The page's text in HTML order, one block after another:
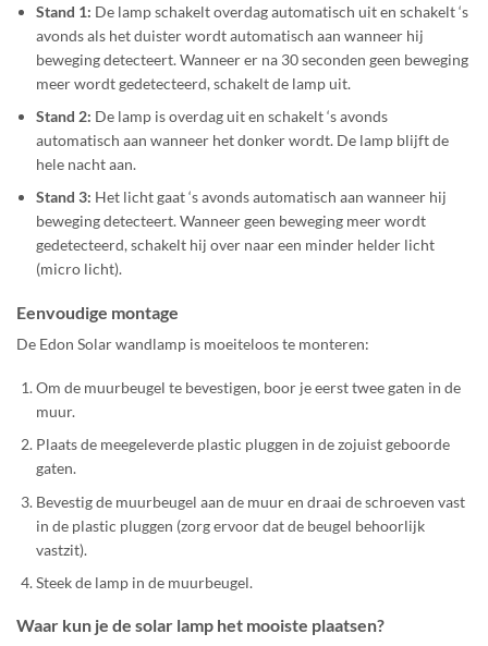
Stand 1: De lamp schakelt overdag automatisch uit en schakelt ‘s
avonds als het duister wordt automatisch aan wanneer hij
beweging detecteert. Wanneer er na 30 seconden geen beweging
meer wordt gedetecteerd, schakelt de lamp uit.
Stand 2: De lamp is overdag uit en schakelt ‘s avonds
automatisch aan wanneer het donker wordt. De lamp blijft de
hele nacht aan.
Stand 3: Het licht gaat ‘s avonds automatisch aan wanneer hij
beweging detecteert. Wanneer geen beweging meer wordt
gedetecteerd, schakelt hij over naar een minder helder licht
(micro licht).
Eenvoudige montage
De Edon Solar wandlamp is moeiteloos te monteren:
Om de muurbeugel te bevestigen, boor je eerst twee gaten in de
muur.
Plaats de meegeleverde plastic pluggen in de zojuist geboorde
gaten.
Bevestig de muurbeugel aan de muur en draai de schroeven vast
in de plastic pluggen (zorg ervoor dat de beugel behoorlijk
vastzit).
Steek de lamp in de muurbeugel.
Waar kun je de solar lamp het mooiste plaatsen?